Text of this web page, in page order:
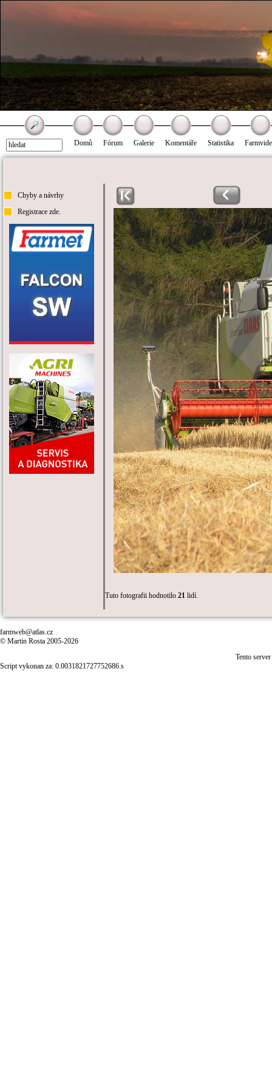
Domů Fórum Galerie Komentáře Statistika
Chyby a návrhy
Registrace zde.
Tuto fotografii hodnotilo 21 lidí.
farmweb@atlas.cz
© Martin Rosta 2005-2026
Tento
Script vykonan za: 0.0031821727752686.s